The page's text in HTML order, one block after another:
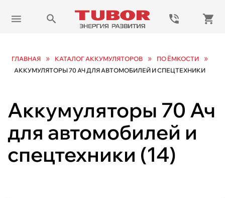
ГЛАВНАЯ » КАТАЛОГ АККУМУЛЯТОРОВ » ПО ЁМКОСТИ »
АККУМУЛЯТОРЫ 70 АЧ ДЛЯ АВТОМОБИЛЕЙ И СПЕЦТЕХНИКИ
Аккумуляторы 70 Ач
для автомобилей и
спецтехники (14)